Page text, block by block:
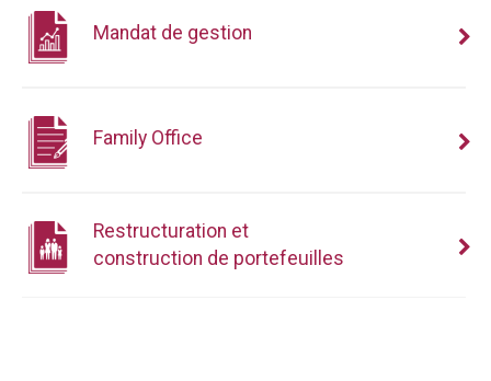
Mandat de gestion
Family Office
Restructuration et
construction de portefeuilles